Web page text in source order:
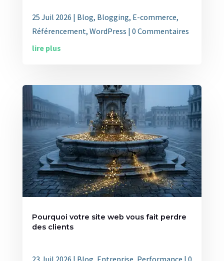
25 Juil 2026 | Blog, Blogging, E-commerce,
Référencement, WordPress | 0 Commentaires
lire plus
Pourquoi votre site web vous fait perdre
des clients